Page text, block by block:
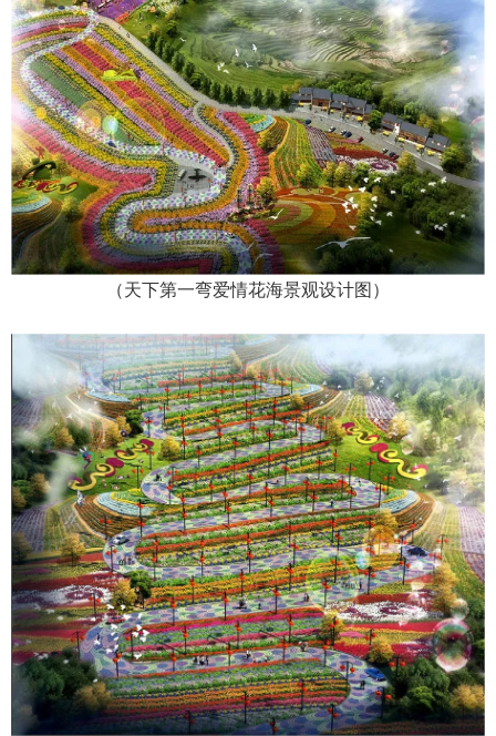
（天下第一弯爱情花海景观设计图）